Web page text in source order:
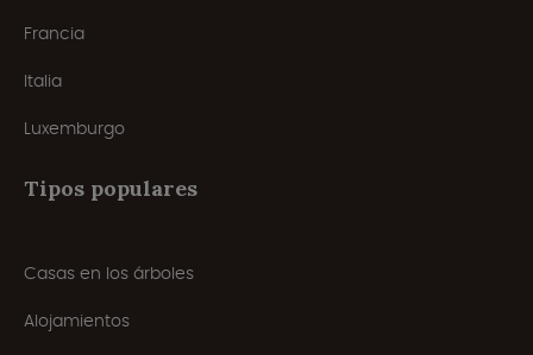
Francia
Italia
Luxemburgo
Tipos populares
Casas en los árboles
Alojamientos